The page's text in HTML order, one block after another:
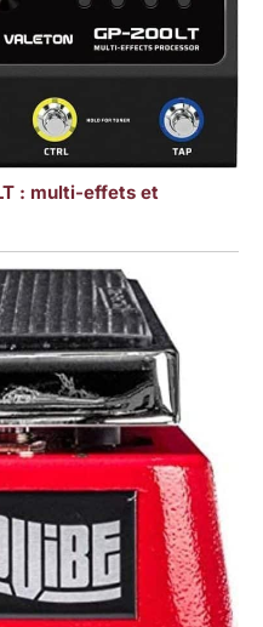
: multi-effets et